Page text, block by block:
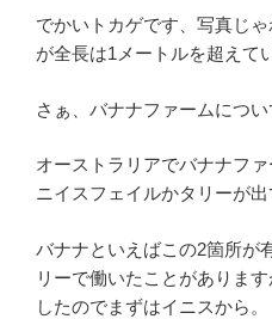
でかいトカゲです、写真じ
が全長は1メートルを超えて
さぁ、バナナファームについ
オーストラリアでバナナフ
ニイスフェイルかタリーが出
バナナといえばこの2箇所が
リーで働いたことがありま
したのでまずはイニスから。